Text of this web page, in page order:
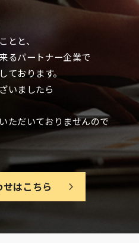
とと、
るパートナー企業で
しております。
いましたら
ただいておりませんので
はこちら